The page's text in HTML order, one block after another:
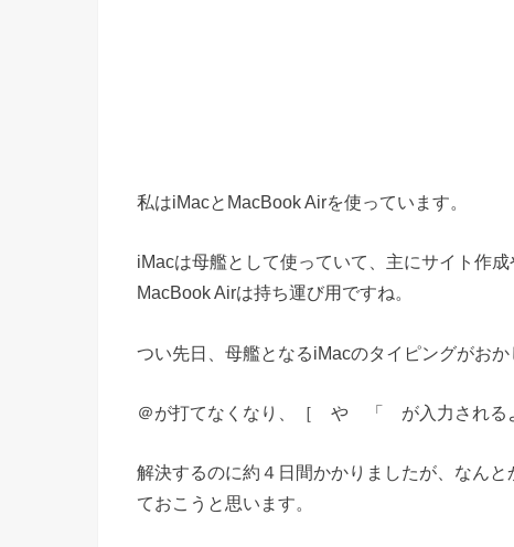
私はiMacとMacBook Airを使っています。
iMacは母艦として使っていて、主にサイト作
MacBook Airは持ち運び用ですね。
つい先日、母艦となるiMacのタイピングがおか
＠が打てなくなり、［ や 「 が入力される
解決するのに約４日間かかりましたが、なん
ておこうと思います。